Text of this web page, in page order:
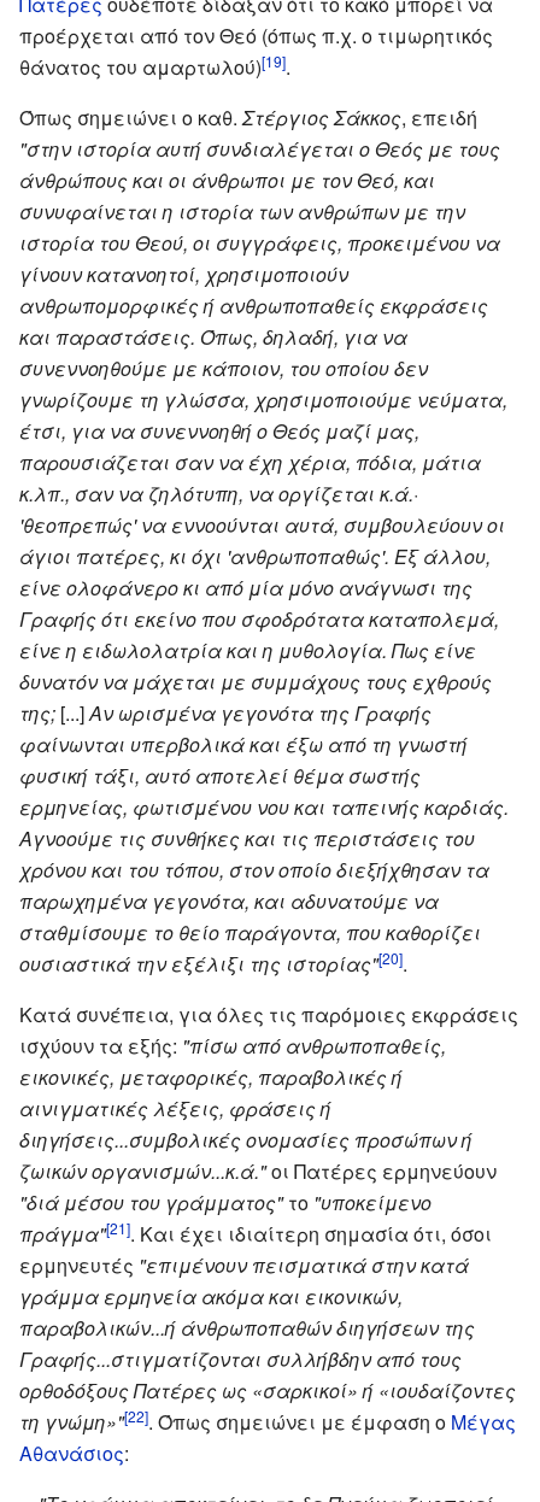
προέρχεται από τον Θεό (όπως π.χ. ο τιμωρητικός
θάνατος του αμαρτωλού)[19].
Όπως σημειώνει ο καθ. Στέργιος Σάκκος, επειδή
"στην ιστορία αυτή συνδιαλέγεται ο Θεός με τους
άνθρώπους και οι άνθρωποι με τον Θεό, και
συνυφαίνεται η ιστορία των ανθρώπων με την
ιστορία του Θεού, οι συγγράφεις, προκειμένου να
γίνουν κατανοητοί, χρησιμοποιούν
ανθρωπομορφικές ή ανθρωποπαθείς εκφράσεις
και παραστάσεις. Όπως, δηλαδή, για να
συνεννοηθούμε με κάποιον, του οποίου δεν
γνωρίζουμε τη γλώσσα, χρησιμοποιούμε νεύματα,
έτσι, για να συνεννοηθή ο Θεός μαζί μας,
παρουσιάζεται σαν να έχη χέρια, πόδια, μάτια
κ.λπ., σαν να ζηλότυπη, να οργίζεται κ.ά.·
'θεοπρεπώς' να εννοούνται αυτά, συμβουλεύουν οι
άγιοι πατέρες, κι όχι 'ανθρωποπαθώς'. Εξ άλλου,
είνε ολοφάνερο κι από μία μόνο ανάγνωσι της
Γραφής ότι εκείνο που σφοδρότατα καταπολεμά,
είνε η ειδωλολατρία και η μυθολογία. Πως είνε
δυνατόν να μάχεται με συμμάχους τους εχθρούς
της; [...]Αν ωρισμένα γεγονότα της Γραφής
φαίνωνται υπερβολικά και έξω από τη γνωστή
φυσική τάξι, αυτό αποτελεί θέμα σωστής
ερμηνείας, φωτισμένου νου και ταπεινής καρδιάς.
Αγνοούμε τις συνθήκες και τις περιστάσεις του
χρόνου και του τόπου, στον οποίο διεξήχθησαν τα
παρωχημένα γεγονότα, και αδυνατούμε να
σταθμίσουμε το θείο παράγοντα, που καθορίζει
ουσιαστικά την εξέλιξι της ιστορίας"[20].
Κατά συνέπεια, για όλες τις παρόμοιες εκφράσεις
ισχύουν τα εξής: "πίσω από ανθρωποπαθείς,
εικονικές, μεταφορικές, παραβολικές ή
αινιγματικές λέξεις, φράσεις ή
διηγήσεις...συμβολικές ονομασίες προσώπων ή
ζωικών οργανισμών...κ.ά."οι Πατέρες ερμηνεύουν
"διά μέσου του γράμματος"το "υποκείμενο
πράγμα"[21]. Και έχει ιδιαίτερη σημασία ότι, όσοι
ερμηνευτές "επιμένουν πεισματικά στην κατά
γράμμα ερμηνεία ακόμα και εικονικών,
παραβολικών...ή άνθρωποπαθών διηγήσεων της
Γραφής...στιγματίζονται συλλήβδην από τους
ορθοδόξους Πατέρες ως «σαρκικοί» ή «ιουδαίζοντες
τη γνώμη»"[22]. Όπως σημειώνει με έμφαση ο Μέγας
Αθανάσιος: